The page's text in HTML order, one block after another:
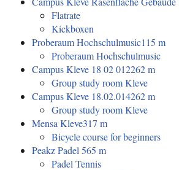
Flatrate
Kickboxen
Proberaum Hochschulmusic115 m
Proberaum Hochschulmusic
Campus Kleve 18 02 012262 m
Group study room Kleve
Campus Kleve 18.02.014262 m
Group study room Kleve
Mensa Kleve317 m
Bicycle course for beginners
Peakz Padel 565 m
Padel Tennis